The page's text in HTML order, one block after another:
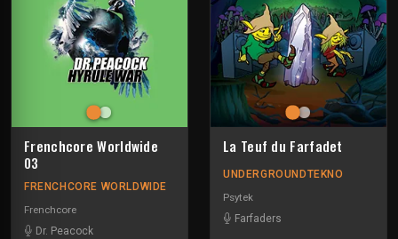
Frenchcore Worldwide
03
FRENCHCORE WORLDWIDE
Frenchcore
Dr. Peacock
La Teuf du Farfadet
UNDERGROUNDTEKNO
Psytek
Farfaders